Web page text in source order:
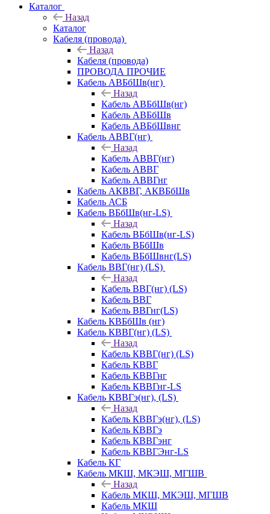
Каталог
Назад
Каталог
Кабеля (провода)
Назад
Кабеля (провода)
ПРОВОДА ПРОЧИЕ
Кабель АВБбШв(нг)
Назад
Кабель АВБбШв(нг)
Кабель АВБбШв
Кабель АВБбШвнг
Кабель АВВГ(нг)
Назад
Кабель АВВГ(нг)
Кабель АВВГ
Кабель АВВГнг
Кабель АКВВГ, АКВБбШв
Кабель АСБ
Кабель ВБбШв(нг-LS)
Назад
Кабель ВБбШв(нг-LS)
Кабель ВБбШв
Кабель ВБбШвнг(LS)
Кабель ВВГ(нг) (LS)
Назад
Кабель ВВГ(нг) (LS)
Кабель ВВГ
Кабель ВВГнг(LS)
Кабель КВБбШв (нг)
Кабель КВВГ(нг) (LS)
Назад
Кабель КВВГ(нг) (LS)
Кабель КВВГ
Кабель КВВГнг
Кабель КВВГнг-LS
Кабель КВВГэ(нг), (LS)
Назад
Кабель КВВГэ(нг), (LS)
Кабель КВВГэ
Кабель КВВГэнг
Кабель КВВГЭнг-LS
Кабель КГ
Кабель МКШ, МКЭШ, МГШВ
Назад
Кабель МКШ, МКЭШ, МГШВ
Кабель МКШ